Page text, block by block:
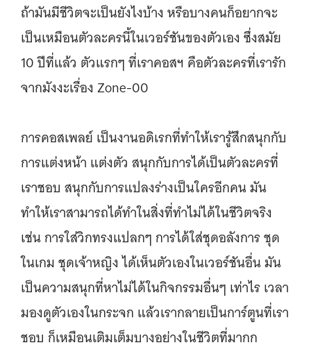
ถ้ามันมีชีวิตจะเป็นยังไงบ้าง หรือบางคนก็อยากจะ
เป็นเหมือนตัวละครนี้ในเวอร์ชันของตัวเอง ซึ่งสมัย
10 ปีที่แล้ว ตัวแรกๆ ที่เราคอสฯ คือตัวละครที่เรารัก
จากมังงะเรื่อง Zone-00
การคอสเพลย์ เป็นงานอดิเรกที่ทำให้เรารู้สึกสนุกกับ
การแต่งหน้า แต่งตัว สนุกกับการได้เป็นตัวละครที่
เราชอบ สนุกกับการแปลงร่างเป็นใครอีกคน มัน
ทำให้เราสามารถได้ทำในสิ่งที่ทำไม่ได้ในชีวิตจริง
เช่น การใส่วิกทรงแปลกๆ การได้ใส่ชุดอลังการ ชุด
ในเกม ชุดเจ้าหญิง ได้เห็นตัวเองในเวอร์ชันอื่น มัน
เป็นความสนุกที่หาไม่ได้ในกิจกรรมอื่นๆ เท่าไร เวลา
มองดูตัวเองในกระจก แล้วเรากลายเป็นการ์ตูนที่เรา
ชอบ ก็เหมือนเติมเต็มบางอย่างในชีวิตที่มากก